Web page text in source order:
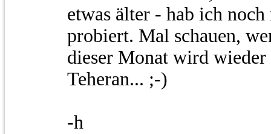
etwas älter - hab ich
probiert. Mal schauen,
dieser Monat wird
Teheran... ;-)
-h